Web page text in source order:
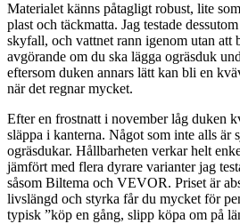
Materialet känns påtagligt robust, lite
plast och täckmatta. Jag testade
skyfall, och vattnet rann igenom utan att
avgörande om du ska lägga ogräsduk
eftersom duken annars lätt kan bli en
när det regnar mycket.
Efter en frostnatt i november låg duken
släppa i kanterna. Något som inte alls är
ogräsdukar. Hållbarheten verkar helt
jämfört med flera dyrare varianter jag
såsom Biltema och VEVOR. Priset är
livslängd och styrka får du mycket för
typisk ”köp en gång, slipp köpa om på